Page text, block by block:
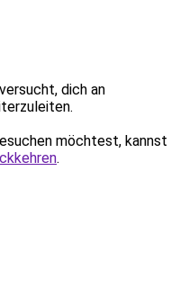
dich an
möchtest, kannst
.